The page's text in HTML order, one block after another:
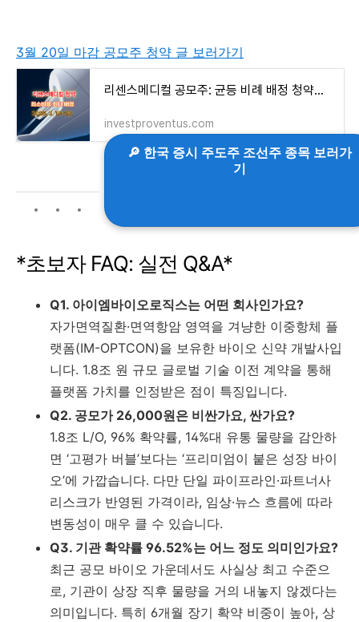
3월 20일 마감 공모주 청약 글 보러가기
리센스메디컬 공모주: 균등 비례 배정 청약전략
🔎 한국 증시 주도주 조선주 종목 보러가
기
investproventus.com
*초보자 FAQ: 실전 Q&A*
Q1. 아이엠바이오로직스는 어떤 회사인가요?
자가면역질환·면역항암 영역을 겨냥한 이중항체 플
랫폼(IM-OPTCON)을 보유한 바이오 신약 개발사입
니다. 1.8조 원 규모 글로벌 기술 이전 계약을 통해
플랫폼 가치를 인정받은 점이 특징입니다.
Q2. 공모가 26,000원은 비싼가요, 싼가요?
1.8조 L/O, 96% 확약률, 14%대 유통 물량을 감안하
면 ‘고평가 버블’보다는 ‘프리미엄이 붙은 성장 바이
오’에 가깝습니다. 다만 단일 파이프라인·파트너사
리스크가 반영된 가격이라, 임상·뉴스 흐름에 따라
변동성이 매우 클 수 있습니다.
Q3. 기관 확약률 96.52%는 어느 정도 의미인가요?
최근 공모 바이오 가운데서도 사실상 최고 수준으
로, 기관이 상장 직후 물량을 거의 내놓지 않겠다는
의미입니다. 특히 6개월 장기 확약 비중이 높아, 상